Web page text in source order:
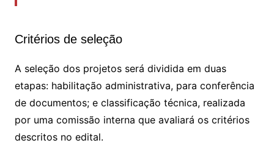
Critérios de seleção
A seleção dos projetos será dividida em duas
etapas: habilitação administrativa, para conferência
de documentos; e classificação técnica, realizada
por uma comissão interna que avaliará os critérios
descritos no edital.